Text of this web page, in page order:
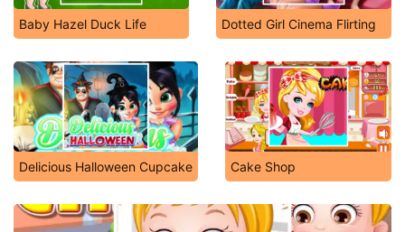
Baby Hazel Duck Life Dotted Girl Cinema Flirting
Delicious Halloween Cupcake Cake Shop